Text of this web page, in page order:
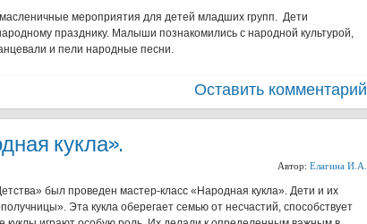
мероприятия для детей младших групп. Дети
празднику. Малыши познакомились с народной культурой,
и пели народные песни.
Оставить комментарий
кукла».
Автор: Елагина И.А.
был проведен мастер-класс «Народная кукла». Дети и их
Эта кукла оберегает семью от несчастий, способствует